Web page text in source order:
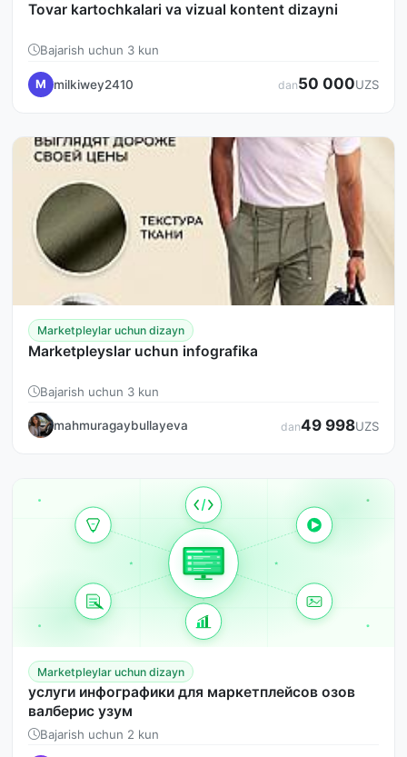
Tovar kartochkalari va vizual kontent dizayni
Bajarish uchun 3 kun
M milkiwey2410 dan50 000UZS
Marketpleylar uchun dizayn
Marketpleyslar uchun infografika
Bajarish uchun 3 kun
mahmuragaybullayeva dan49 998UZS
Marketpleylar uchun dizayn
услуги инфографики для маркетплейсов озов
валберис узум
Bajarish uchun 2 kun